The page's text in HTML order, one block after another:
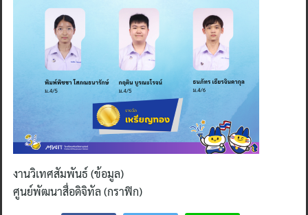
Search
for:
งานวิเทศสัมพันธ์ (ข้อมูล)
ศูนย์พัฒนาสื่อดิจิทัล (กราฟิก)